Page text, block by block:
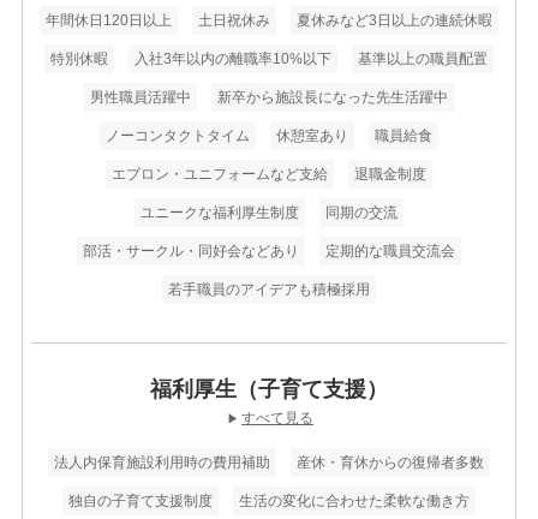
年間休日120日以上 土日祝休み 夏休みなど3日以上の連続休暇
特別休暇 入社3年以内の離職率10%以下 基準以上の職員配置
男性職員活躍中 新卒から施設長になった先生活躍中
ノーコンタクトタイム 休憩室あり 職員給食
エプロン・ユニフォームなど支給 退職金制度
ユニークな福利厚生制度 同期の交流
部活・サークル・同好会などあり 定期的な職員交流会
若手職員のアイデアも積極採用
福利厚生（子育て支援）
▶ すべて見る
法人内保育施設利用時の費用補助 産休・育休からの復帰者多数
独自の子育て支援制度 生活の変化に合わせた柔軟な働き方